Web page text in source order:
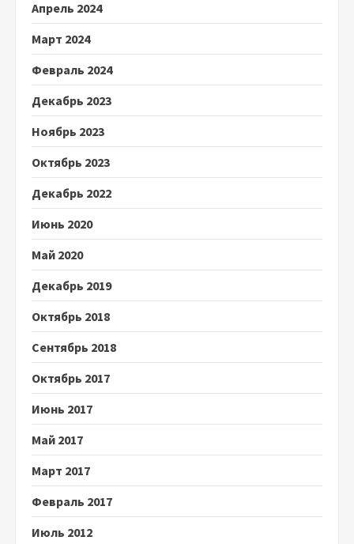
Апрель 2024
Март 2024
Февраль 2024
Декабрь 2023
Ноябрь 2023
Октябрь 2023
Декабрь 2022
Июнь 2020
Май 2020
Декабрь 2019
Октябрь 2018
Сентябрь 2018
Октябрь 2017
Июнь 2017
Май 2017
Март 2017
Февраль 2017
Июль 2012